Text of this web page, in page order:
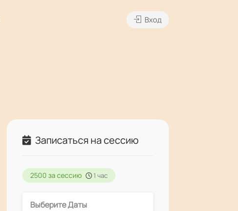
Вход
Записаться на сессию
2500 за сессию 1 час